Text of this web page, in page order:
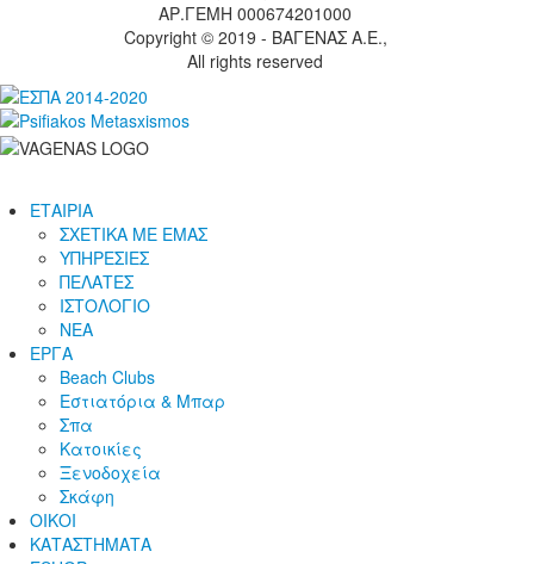
ΑΡ.ΓΕΜΗ 000674201000
Copyright © 2019 - ΒΑΓΕΝΑΣ Α.Ε.,
All rights reserved
ΕΤΑΙΡΙΑ
ΣΧΕΤΙΚΑ ΜΕ ΕΜΑΣ
ΥΠΗΡΕΣΙΕΣ
ΠΕΛΑΤΕΣ
ΙΣΤΟΛΟΓΙΟ
ΝΕΑ
ΕΡΓΑ
Beach Clubs
Εστιατόρια & Μπαρ
Σπα
Κατοικίες
Ξενοδοχεία
Σκάφη
ΟΙΚΟΙ
ΚΑΤΑΣΤΗΜΑΤΑ